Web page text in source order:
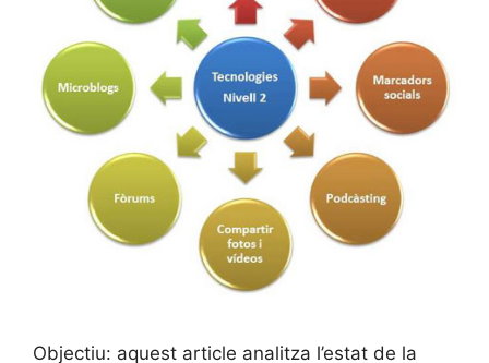
Objectiu: aquest article analitza l’estat de la